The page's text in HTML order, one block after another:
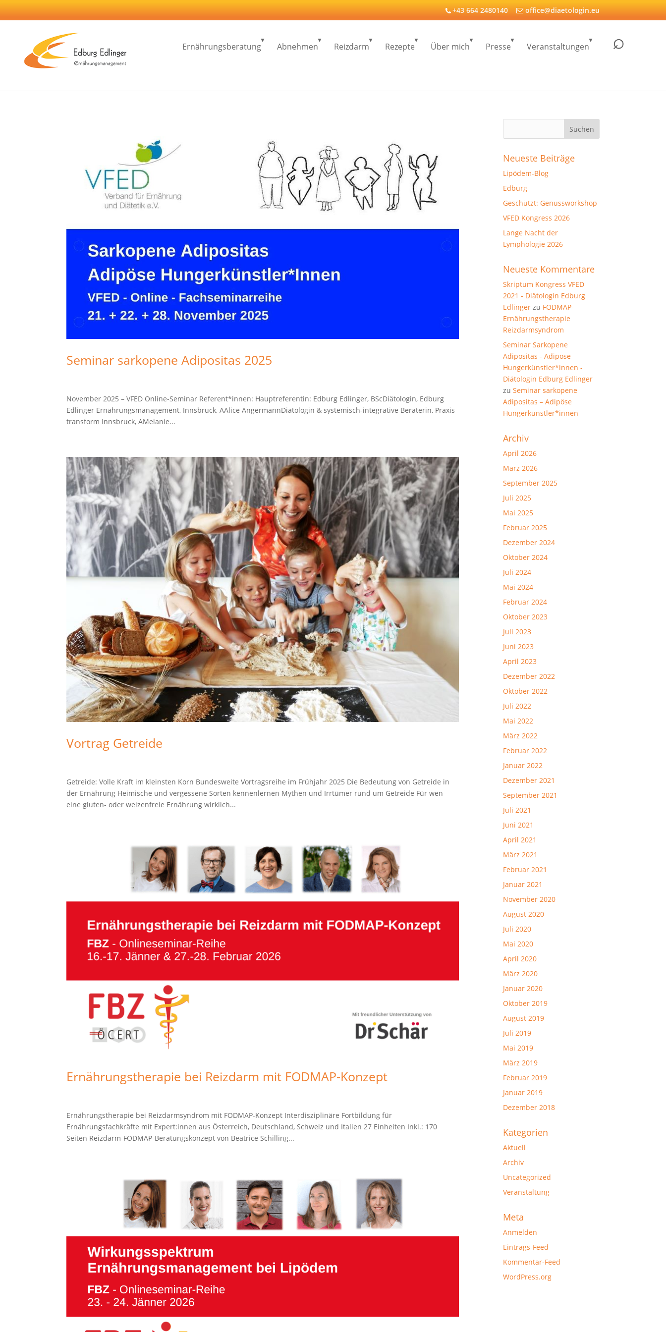
+43 664 2480140 office@diaetologin.eu
Ernährungsberatung Abnehmen Reizdarm Rezepte Über mich Presse Veranstaltungen
Seminar sarkopene Adipositas 2025
November 2025 – VFED Online-Seminar Referent*innen: Hauptreferentin: Edburg Edlinger, BScDiätologin, Edburg
Edlinger Ernährungsmanagement, Innsbruck, AAlice AngermannDiätologin & systemisch-integrative Beraterin, Praxis
transform Innsbruck, AMelanie...
Vortrag Getreide
Getreide: Volle Kraft im kleinsten Korn Bundesweite Vortragsreihe im Frühjahr 2025 Die Bedeutung von Getreide in
der Ernährung Heimische und vergessene Sorten kennenlernen Mythen und Irrtümer rund um Getreide Für wen
eine gluten- oder weizenfreie Ernährung wirklich...
Ernährungstherapie bei Reizdarm mit FODMAP-Konzept
Ernährungstherapie bei Reizdarmsyndrom mit FODMAP-Konzept Interdisziplinäre Fortbildung für
Ernährungsfachkräfte mit Expert:innen aus Österreich, Deutschland, Schweiz und Italien 27 Einheiten Inkl.: 170
Seiten Reizdarm-FODMAP-Beratungskonzept von Beatrice Schilling...
Neueste Beiträge
Lipödem-Blog
Edburg
Geschützt: Genussworkshop
VFED Kongress 2026
Lange Nacht der
Lymphologie 2026
Neueste Kommentare
Skriptum Kongress VFED
2021 - Diätologin Edburg
Edlinger zu FODMAP-
Ernährungstherapie
Reizdarmsyndrom
Seminar Sarkopene
Adipositas - Adipöse
Hungerkünstler*innen -
Diätologin Edburg Edlinger
zuSeminar sarkopene
Adipositas – Adipöse
Hungerkünstler*innen
Archiv
April 2026
März 2026
September 2025
Juli 2025
Mai 2025
Februar 2025
Dezember 2024
Oktober 2024
Juli 2024
Mai 2024
Februar 2024
Oktober 2023
Juli 2023
Juni 2023
April 2023
Dezember 2022
Oktober 2022
Juli 2022
Mai 2022
März 2022
Februar 2022
Januar 2022
Dezember 2021
September 2021
Juli 2021
Juni 2021
April 2021
März 2021
Februar 2021
Januar 2021
November 2020
August 2020
Juli 2020
Mai 2020
April 2020
März 2020
Januar 2020
Oktober 2019
August 2019
Juli 2019
Mai 2019
März 2019
Februar 2019
Januar 2019
Dezember 2018
Kategorien
Aktuell
Archiv
Uncategorized
Veranstaltung
Meta
Anmelden
Eintrags-Feed
Kommentar-Feed
WordPress.org